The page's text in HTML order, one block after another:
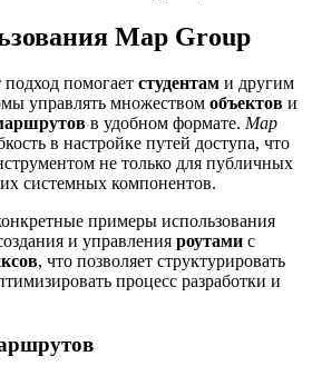
Map Group
помогает студентам и другим
управлять множеством объектов и
в удобном формате. Map
в настройке путей доступа, что
не только для публичных
системных компонентов.
примеры использования
и управления роутами с
, что позволяет структурировать
процесс разработки и